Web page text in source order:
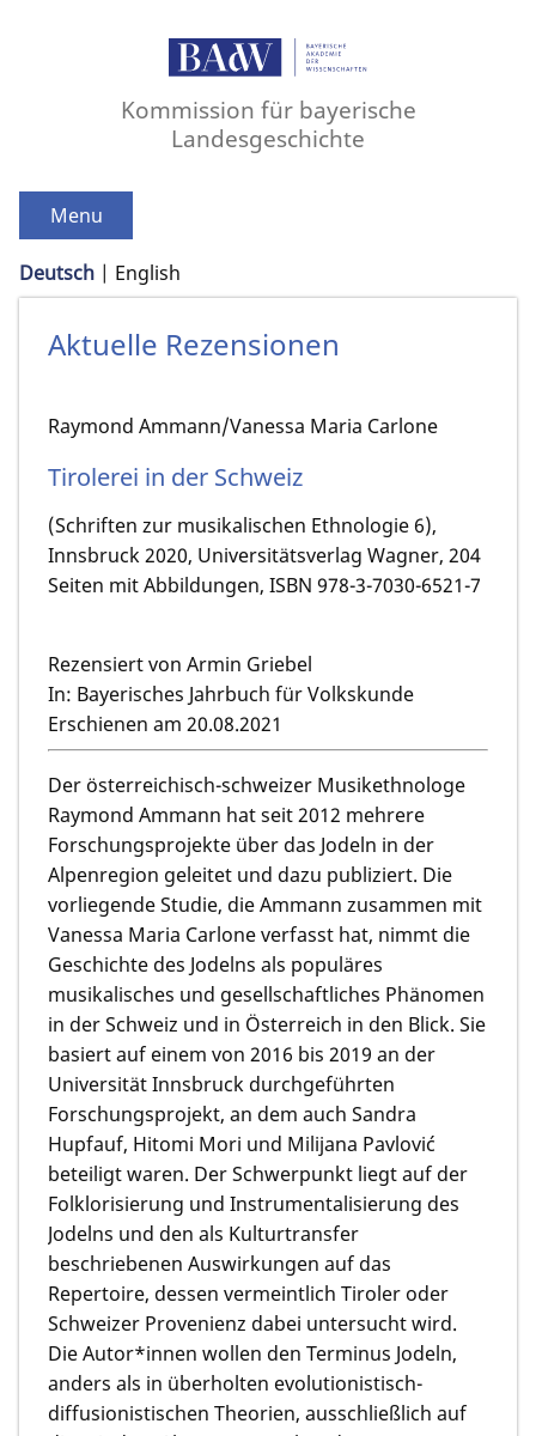
Kommission für bayerische
Landesgeschichte
Menu
Deutsch English
Aktuelle Rezensionen
Raymond Ammann/Vanessa Maria Carlone
Tirolerei in der Schweiz
(Schriften zur musikalischen Ethnologie 6),
Innsbruck 2020, Universitätsverlag Wagner, 204
Seiten mit Abbildungen, ISBN 978-3-7030-6521-7
Rezensiert von Armin Griebel
In: Bayerisches Jahrbuch für Volkskunde
Erschienen am 20.08.2021
Der österreichisch-schweizer Musikethnologe
Raymond Ammann hat seit 2012 mehrere
Forschungsprojekte über das Jodeln in der
Alpenregion geleitet und dazu publiziert. Die
vorliegende Studie, die Ammann zusammen mit
Vanessa Maria Carlone verfasst hat, nimmt die
Geschichte des Jodelns als populäres
musikalisches und gesellschaftliches Phänomen
in der Schweiz und in Österreich in den Blick. Sie
basiert auf einem von 2016 bis 2019 an der
Universität Innsbruck durchgeführten
Forschungsprojekt, an dem auch Sandra
Hupfauf, Hitomi Mori und Milijana Pavlović
beteiligt waren. Der Schwerpunkt liegt auf der
Folklorisierung und Instrumentalisierung des
Jodelns und den als Kulturtransfer
beschriebenen Auswirkungen auf das
Repertoire, dessen vermeintlich Tiroler oder
Schweizer Provenienz dabei untersucht wird.
Die Autor*innen wollen den Terminus Jodeln,
anders als in überholten evolutionistisch-
diffusionistischen Theorien, ausschließlich auf